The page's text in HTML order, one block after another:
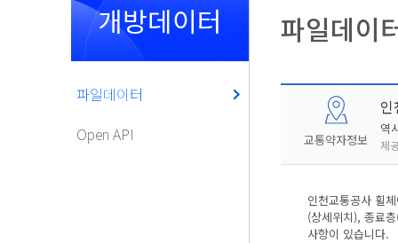
개방데이터
파일데이터
Open API
파일데이
교통약자정보
역
제
인천교통공사 휠
(상세위치), 종료
사항이 있습니다.